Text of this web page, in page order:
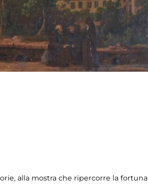
alla mostra che ripercorre la fortuna